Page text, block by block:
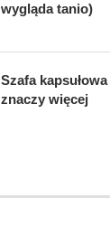
wygląda tanio)
Szafa
znaczy więcej